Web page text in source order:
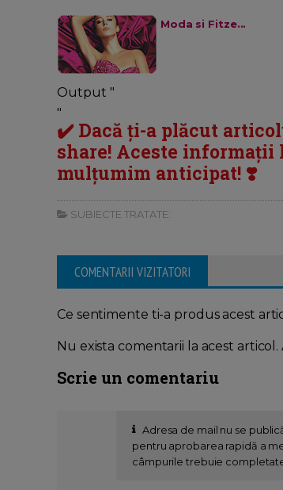
Moda si Fitze...
Output "
"
✔️ Dacă ți-a plăcut
share! Aceste
mulțumim anticipat! ❣️
SUBIECTE TRATATE:
COMENTARII VIZITATORI
Ce sentimente ti-a produs acest
Nu exista comentarii la acest
Scrie un comentariu
Adresa de mail nu se
pentru aprobarea rapidă a
câmpurile trebuie